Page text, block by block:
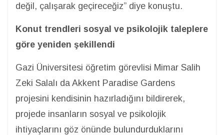
değil, çalışarak geçireceğiz” diye konuştu.
Konut trendleri sosyal ve psikolojik taleplere
göre yeniden şekillendi
Gazi Üniversitesi öğretim görevlisi Mimar Salih
Zeki Salalı da Akkent Paradise Gardens
projesini kendisinin hazırladığını bildirerek,
projede insanların sosyal ve psikolojik
ihtiyaçlarını göz önünde bulundurduklarını